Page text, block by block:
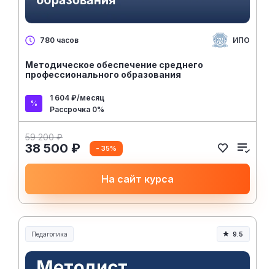
780 часов ИПО
Методическое обеспечение среднего
профессионального образования
1 604 ₽/месяц
Рассрочка 0%
59 200 ₽
38 500 ₽ - 35%
На сайт курса
Педагогика
Образование и педагогика
9.5